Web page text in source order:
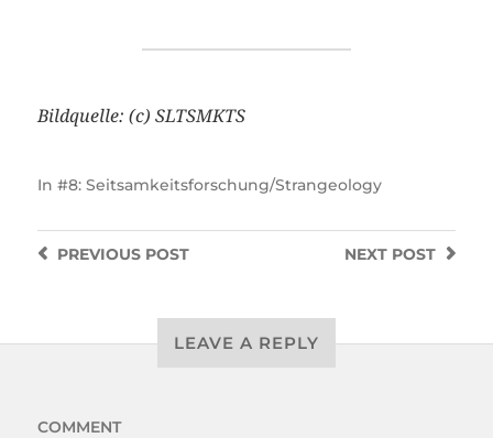
Bildquelle: (c) SLTSMKTS
In #8: Seitsamkeitsforschung/Strangeology
NEXT POST
PREVIOUSPOST
LEAVE A REPLY
COMMENT